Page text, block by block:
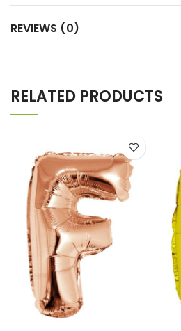
REVIEWS (0)
RELATED PRODUCTS